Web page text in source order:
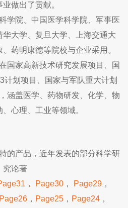
做出了贡献。
学院、中国医学科学院、军事医
大学、复旦大学、上海交通大
药明康德等院校与企业采用。
国家高新技术研究发展项目、国
计划项目、国家与军队重大计划
涵盖医学、药物研发、化学、物
心理、工业等领域。
的产品，近年发表的部分科学研
究论著
， Page30 ， Page29 ，
Page26 ， Page25 ， Page24 ，